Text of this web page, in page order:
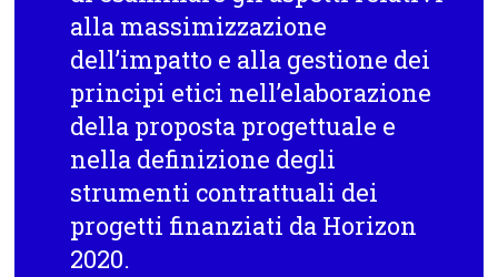
alla massimizzazione
dell’impatto e alla gestione dei
principi etici nell’elaborazione
della proposta progettuale e
nella definizione degli
strumenti contrattuali dei
progetti finanziati da Horizon
2020.